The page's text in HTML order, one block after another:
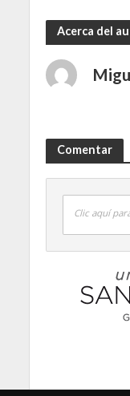
Acerca del
Comentar
Clic aquí